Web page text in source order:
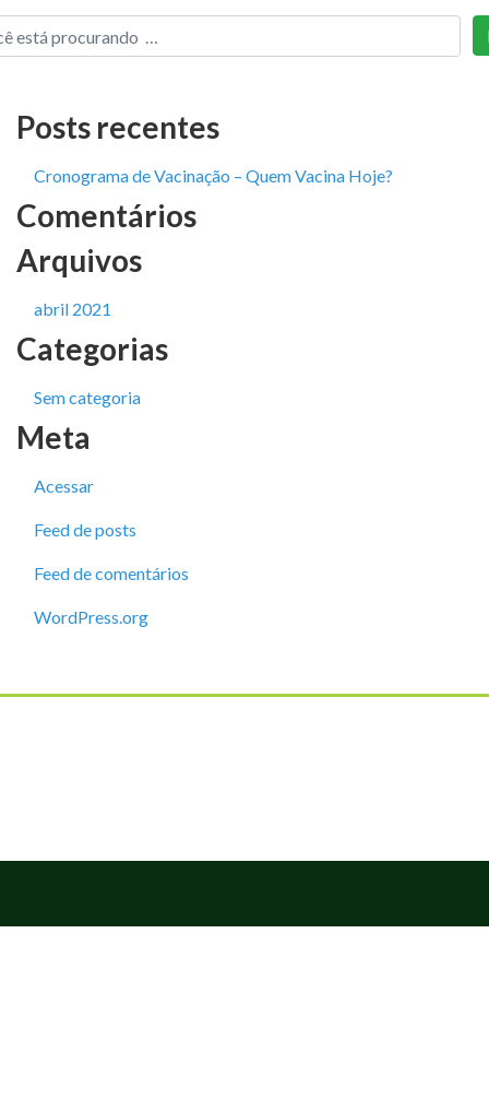
Posts recentes
Cronograma de Vacinação – Quem Vacina Hoje?
Comentários
Arquivos
abril 2021
Categorias
Sem categoria
Meta
Acessar
Feed de posts
Feed de comentários
WordPress.org